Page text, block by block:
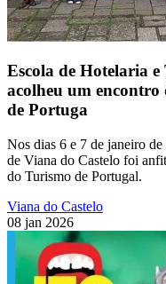
Escola de Hotelaria
acolheu um encontro
de Portuga
Nos dias 6 e 7 de janeiro
de Viana do Castelo foi
do Turismo de Portugal.
Viana do Castelo
08 jan 2026